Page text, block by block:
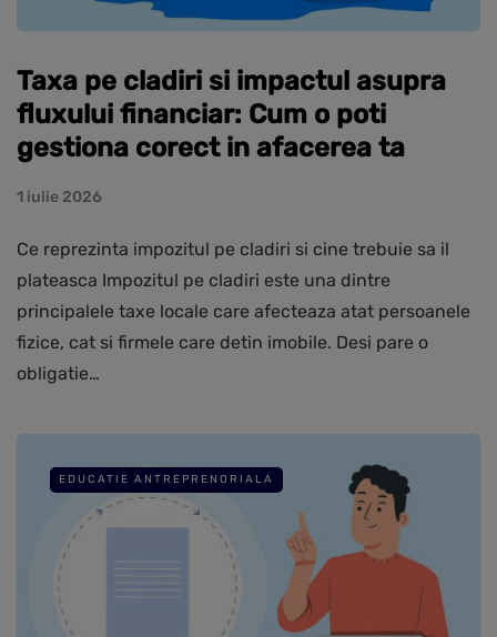
Taxa pe cladiri si impactul asupra
fluxului financiar: Cum o poti
gestiona corect in afacerea ta
1 iulie 2026
Ce reprezinta impozitul pe cladiri si cine trebuie sa il
plateasca Impozitul pe cladiri este una dintre
principalele taxe locale care afecteaza atat persoanele
fizice, cat si firmele care detin imobile. Desi pare o
obligatie…
EDUCATIE ANTREPRENORIALA